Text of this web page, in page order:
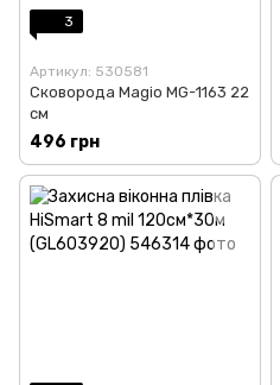
3
Артикул: 530581
Сковорода Magio MG-1163 22
см
496 грн